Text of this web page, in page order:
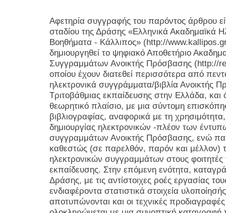
Αφετηρία συγγραφής του παρόντος άρθρου
σταδίου της Δράσης «Ελληνικά Ακαδημαϊκά
Βοηθήματα - Κάλλιπος» (http://
δημιουργηθεί το ψηφιακό Αποθετήριο
Συγγραμμάτων Ανοικτής Πρόσβασης (http://
οποίου έχουν διατεθεί περισσότερα από
ηλεκτρονικά συγγράμματα/βιβλία Ανοικτής
Τριτοβάθμιας εκπαίδευσης στην Ελλάδα, και
θεωρητικό πλαίσιο, με μια σύντομη
βιβλιογραφίας, αναφορικά με τη
δημιουργίας ηλεκτρονικών -πλέον των
συγγραμμάτων Ανοικτής Πρόσβασης, ενώ
καθεστώς (σε παρελθόν, παρόν και μέλλον)
ηλεκτρονικών συγγραμμάτων στους φοιτητές
εκπαίδευσης. Στην επόμενη ενότητα,
Δράσης, με τις αντίστοιχες ροές εργασίας
ενδιαφέροντα στατιστικά στοιχεία
αποτυπώνονται και οι τεχνικές